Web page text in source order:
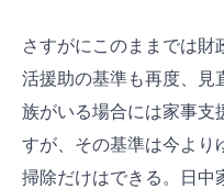
さすがにこのままでは財
活援助の基準も再度、見
族がいる場合には家事支
すが、その基準は今より
掃除だけはできる。日中